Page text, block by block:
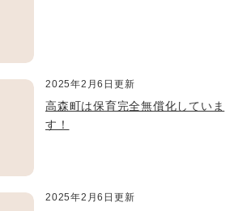
2025年2月6日更新
高森町は保育完全無償化していま
す！
2025年2月6日更新